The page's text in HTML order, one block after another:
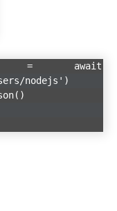
= await
nodejs')